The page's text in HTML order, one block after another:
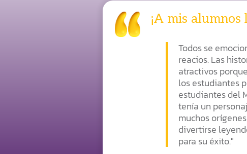
¡A mis alumnos
Todos se
reacios. Las
atractivos
los estudiantes
estudiantes del
tenía un
muchos
divertirse
para su éxito."